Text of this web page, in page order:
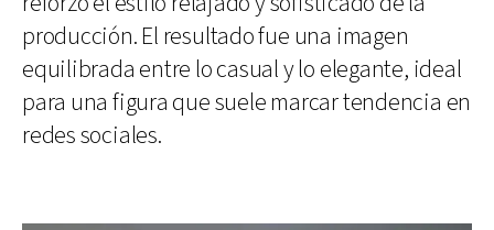
producción. El resultado fue una imagen
equilibrada entre lo casual y lo elegante, ideal
para una figura que suele marcar tendencia en
redes sociales.